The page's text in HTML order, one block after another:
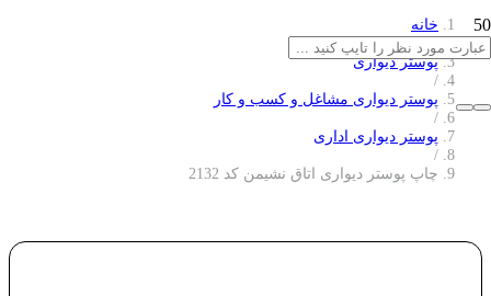
خانه
/
پوستر دیواری
/
پوستر دیواری مشاغل و کسب و کار
/
پوستر دیواری اداری
/
چاپ پوستر دیواری اتاق نشیمن کد 2132